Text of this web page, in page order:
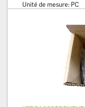
Unité de mesure: PC